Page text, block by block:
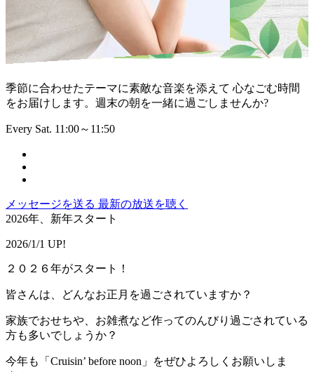
季節に合わせたテーマに素敵な音楽を添えて 心なごむ時間
をお届けします。週末の朝を一緒に過ごしませんか?
Every Sat. 11:00～11:50
メッセージを送る 最新の放送を聴く
2026年、新年スタート
2026/1/1 UP!
２０２６年がスタート！
皆さんは、どんなお正月を過ごされていますか？
家族でおせちや、お雑煮など作ってのんびり過ごされている
方も多いでしょうか？
今年も「Cruisin’ before noon」をぜひよろしくお願いしま